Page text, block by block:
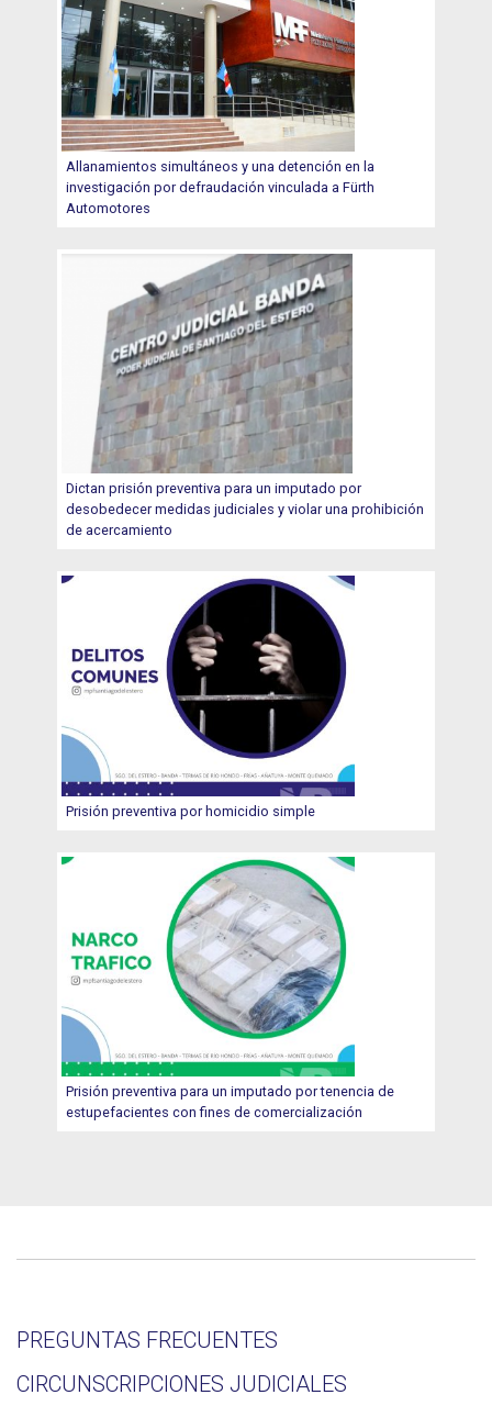
Allanamientos simultáneos y una detención en la
investigación por defraudación vinculada a Fürth
Automotores
Dictan prisión preventiva para un imputado por
desobedecer medidas judiciales y violar una prohibición
de acercamiento
Prisión preventiva por homicidio simple
Prisión preventiva para un imputado por tenencia de
estupefacientes con fines de comercialización
PREGUNTAS FRECUENTES
CIRCUNSCRIPCIONES JUDICIALES